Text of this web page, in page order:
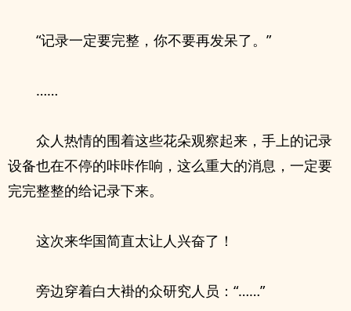
“记录一定要完整，你不要再发呆了。”
……
众人热情的围着这些花朵观察起来，手上的记录
设备也在不停的咔咔作响，这么重大的消息，一定要
完完整整的给记录下来。
这次来华国简直太让人兴奋了！
旁边穿着白大褂的众研究人员：“……”